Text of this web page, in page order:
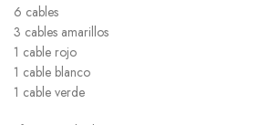
6 cables
3 cables amarillos
1 cable rojo
1 cable blanco
1 cable verde